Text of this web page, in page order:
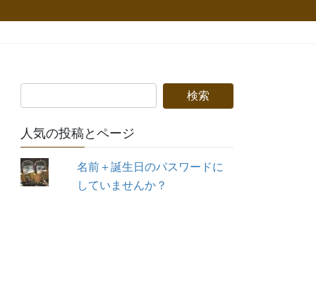
人気の投稿とページ
名前＋誕生日のパスワードに
していませんか？